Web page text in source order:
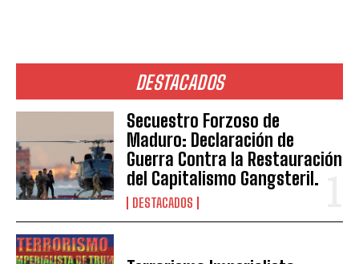
DESTACADOS
Secuestro Forzoso de
Maduro: Declaración de
Guerra Contra la Restauración
del Capitalismo Gangsteril.
DESTACADOS